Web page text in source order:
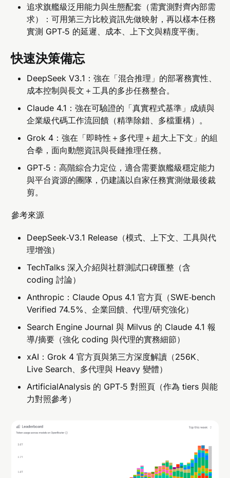
追求旗艦級泛用能力與生態配套（需實測對齊內部需
求）：可用第三方比較資訊先做映射，再以樣本任務
實測 GPT‑5 的延遲、成本、上下文與精度平衡。
快速決策備忘
DeepSeek V3.1：強在「混合推理」的部署務實性、
成本控制與長文＋工具的多步任務整合。
Claude 4.1：強在可驗證的「真實程式基準」成績與
企業級代碼工作流回饋（精準除錯、多檔重構）。
Grok 4：強在「即時性＋多代理＋超大上下文」的組
合拳，面向動態資訊與長鏈推理任務。
GPT‑5：高階綜合力定位，適合需要旗艦級穩定能力
與平台資源的團隊，仍建議以自家任務實測做最後裁
剪。
參考來源
DeepSeek‑V3.1 Release（模式、上下文、工具與代
理增強）
TechTalks 深入介紹與社群測試口碑匯整（含
coding 討論）
Anthropic：Claude Opus 4.1 官方頁（SWE‑bench
Verified 74.5%、企業回饋、代理/研究強化）
Search Engine Journal 與 Milvus 的 Claude 4.1 報
導/摘要（強化 coding 與代理的實務細節）
xAI：Grok 4 官方頁與第三方深度解讀（256K、
Live Search、多代理與 Heavy 變體）
ArtificialAnalysis 的 GPT‑5 對照頁（作為 tiers 與能
力對照參考）